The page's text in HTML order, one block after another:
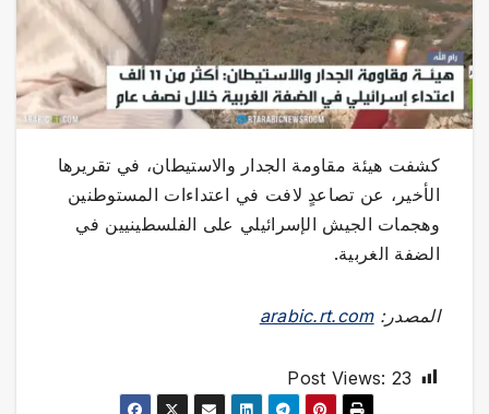
كشفت هيئة مقاومة الجدار والاستيطان، في تقريرها
الأخير، عن تصاعدٍ لافت في اعتداءات المستوطنين
وهجمات الجيش الإسرائيلي على الفلسطينيين في
الضفة الغربية.
المصدر:arabic.rt.com
Post Views: 23